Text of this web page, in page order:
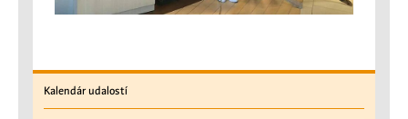
Kalendárudalostí